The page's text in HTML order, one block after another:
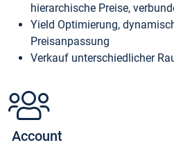
hierarchische Preise,
Yield Optimierung,
Preisanpassung
Verkauf unterschiedlicher
Account